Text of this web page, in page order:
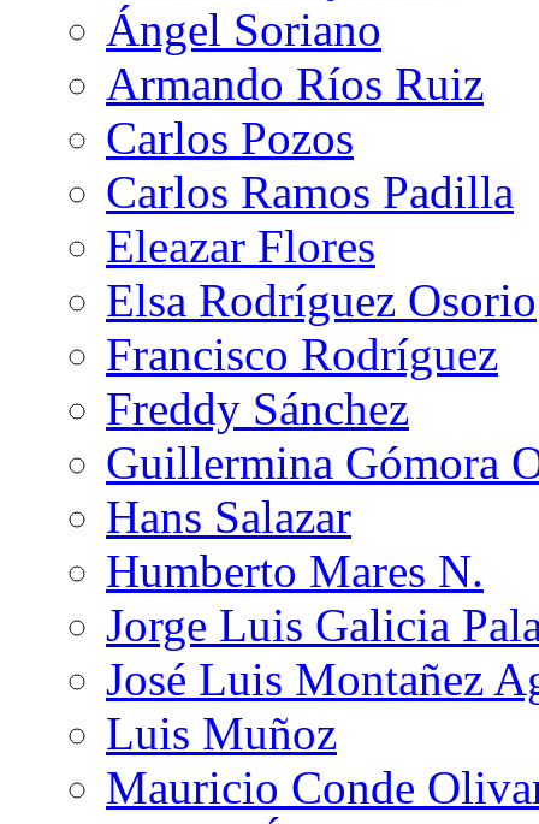
Ángel Soriano
Armando Ríos Ruiz
Carlos Pozos
Carlos Ramos Padilla
Eleazar Flores
Elsa Rodríguez Osorio
Francisco Rodríguez
Freddy Sánchez
Guillermina Gómora
Hans Salazar
Humberto Mares N.
Jorge Luis Galicia
José Luis Montañez
Luis Muñoz
Mauricio Conde